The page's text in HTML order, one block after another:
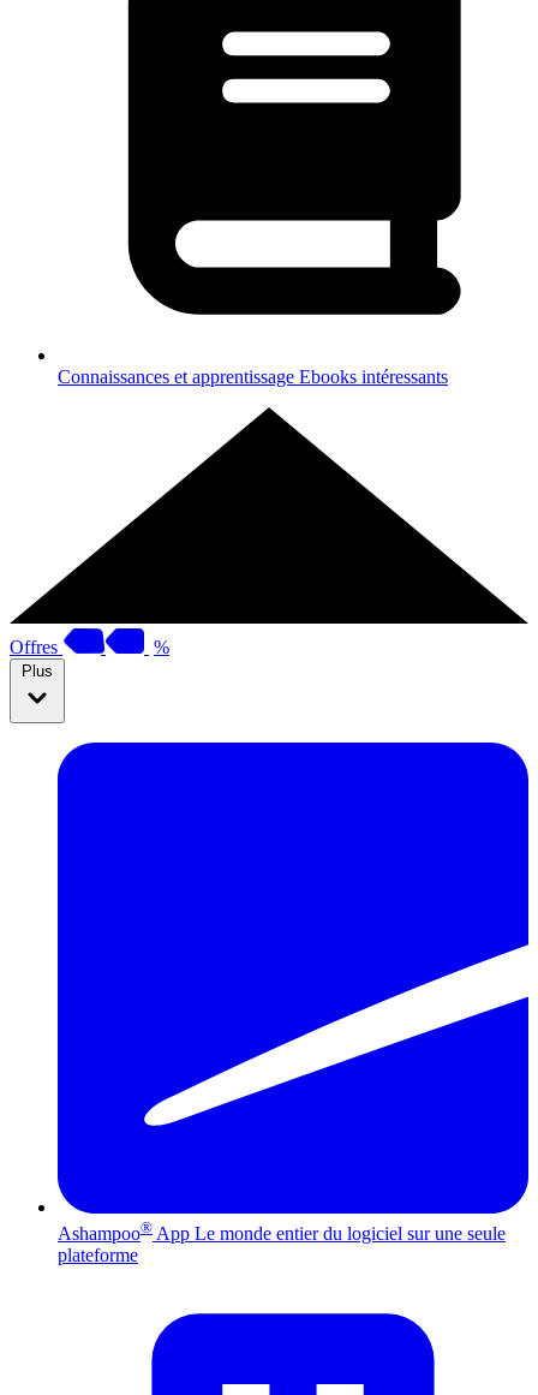
Connaissances et apprentissage Ebooks intéressants
Offres %
Plus
Ashampoo® App Le monde entier du logiciel sur une seule
plateforme